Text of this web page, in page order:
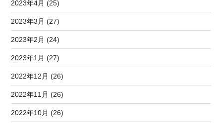
2023年4月 (25)
2023年3月 (27)
2023年2月 (24)
2023年1月 (27)
2022年12月 (26)
2022年11月 (26)
2022年10月 (26)